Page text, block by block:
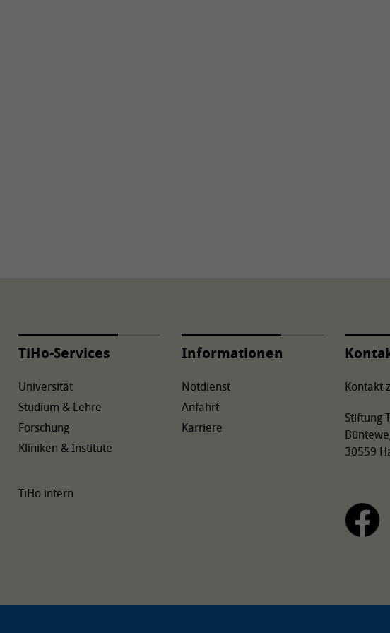
TiHo-Services
Universität
Studium & Lehre
Forschung
Kliniken & Institute
TiHo intern
Informationen
Notdienst
Anfahrt
Karriere
Kontakt
Stiftung
30559